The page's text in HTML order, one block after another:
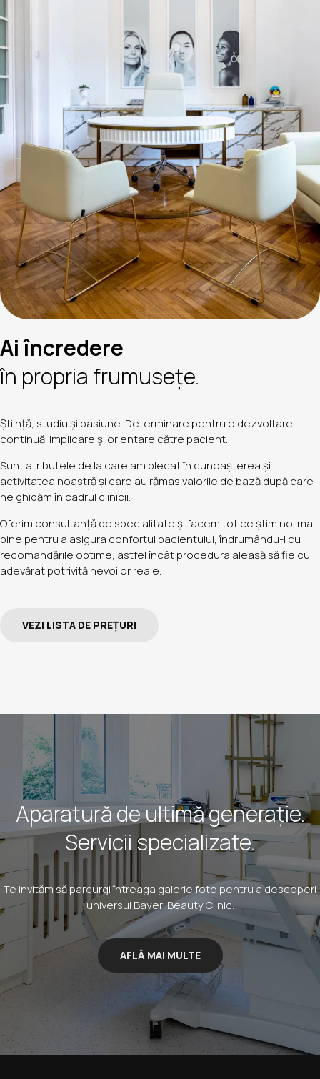
Ai încredere
în propria frumusețe.
Știință, studiu și pasiune. Determinare pentru o dezvoltare
continuă. Implicare și orientare către pacient.
Sunt atributele de la care am plecat în cunoașterea și
activitatea noastră și care au rămas valorile de bază după care
ne ghidăm în cadrul clinicii.
Oferim consultanță de specialitate și facem tot ce știm noi mai
bine pentru a asigura confortul pacientului, îndrumându-l cu
recomandările optime, astfel încât procedura aleasă să fie cu
adevărat potrivită nevoilor reale.
VEZI LISTA DE PREȚURI
Aparatură de ultimă generație.
Servicii specializate.
Te invităm să parcurgi întreaga galerie foto pentru a descoperi
universul Bayerl Beauty Clinic.
AFLĂ MAI MULTE